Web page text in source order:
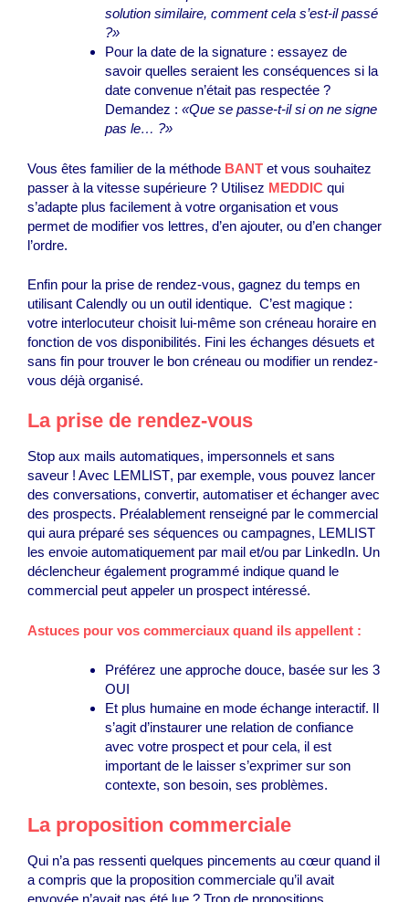
solution similaire, comment cela s’est-il passé
?»
Pour la date de la signature : essayez de
savoir quelles seraient les conséquences si la
date convenue n’était pas respectée ?
Demandez : «Que se passe-t-il si on ne signe
pas le… ?»
Vous êtes familier de la méthode BANT et vous souhaitez
passer à la vitesse supérieure ? Utilisez MEDDIC qui
s’adapte plus facilement à votre organisation et vous
permet de modifier vos lettres, d’en ajouter, ou d’en changer
l’ordre.
Enfin pour la prise de rendez-vous, gagnez du temps en
utilisant Calendly ou un outil identique. C’est magique :
votre interlocuteur choisit lui-même son créneau horaire en
fonction de vos disponibilités. Fini les échanges désuets et
sans fin pour trouver le bon créneau ou modifier un rendez-
vous déjà organisé.
La prise de rendez-vous
Stop aux mails automatiques, impersonnels et sans
saveur ! Avec LEMLIST, par exemple, vous pouvez lancer
des conversations, convertir, automatiser et échanger avec
des prospects. Préalablement renseigné par le commercial
qui aura préparé ses séquences ou campagnes, LEMLIST
les envoie automatiquement par mail et/ou par LinkedIn. Un
déclencheur également programmé indique quand le
commercial peut appeler un prospect intéressé.
Astuces pour vos commerciaux quand ils appellent :
Préférez une approche douce, basée sur les 3
OUI
Et plus humaine en mode échange interactif. Il
s’agit d’instaurer une relation de confiance
avec votre prospect et pour cela, il est
important de le laisser s’exprimer sur son
contexte, son besoin, ses problèmes.
La proposition commerciale
Qui n’a pas ressenti quelques pincements au cœur quand il
a compris que la proposition commerciale qu’il avait
envoyée n’avait pas été lue ? Trop de propositions